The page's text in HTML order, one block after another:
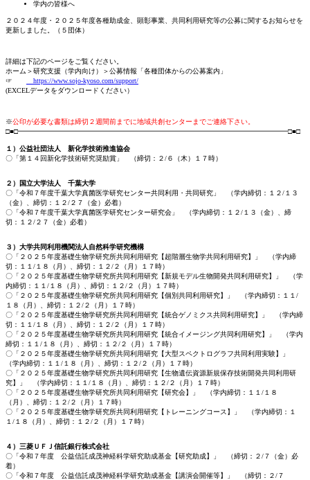
学内の皆様へ
２０２４年度・２０２５年度各種助成金、顕彰事業、共同利用研究等の公募に関するお知らせを
更新しました。（５団体）
詳細は下記のページをご覧ください。
ホーム＞研究支援（学内向け）＞公募情報「各種団体からの公募案内」
☞
https://www.sojo-kyoso.com/support/
(EXCELデータをダウンロードください）
※公印が必要な書類は締切２週間前までに地域共創センターまでご連絡下さい。
□■□━━━━━━━━━━━━━━━━━━━━━━━━━━━━━━━━━━━━━━━□■□
１）公益社団法人 新化学技術推進協会
〇「第１４回新化学技術研究奨励賞」 （締切：２/６（木）１７時）
２）国立大学法人 千葉大学
〇「令和７年度千葉大学真菌医学研究センター共同利用・共同研究」 （学内締切：１２/１３
（金）、締切：１２/２７（金）必着）
〇「令和７年度千葉大学真菌医学研究センター研究会」 （学内締切：１２/１３（金）、締
切：１２/２７（金）必着）
３）大学共同利用機関法人自然科学研究機構
〇「２０２５年度基礎生物学研究所共同利用研究【超階層生物学共同利用研究】」 （学内締
切：１１/１８（月）、締切：１２/２（月）１７時）
〇「２０２５年度基礎生物学研究所共同利用研究【新規モデル生物開発共同利用研究】」 （学
内締切：１１/１８（月）、締切：１２/２（月）１７時）
〇「２０２５年度基礎生物学研究所共同利用研究【個別共同利用研究】」 （学内締切：１１/
１８（月）、締切：１２/２（月）１７時）
〇「２０２５年度基礎生物学研究所共同利用研究【統合ゲノミクス共同利用研究】」 （学内締
切：１１/１８（月）、締切：１２/２（月）１７時）
〇「２０２５年度基礎生物学研究所共同利用研究【統合イメージング共同利用研究】」 （学内
締切：１１/１８（月）、締切：１２/２（月）１７時）
〇「２０２５年度基礎生物学研究所共同利用研究【大型スペクトログラフ共同利用実験】」
（学内締切：１１/１８（月）、締切：１２/２（月）１７時）
〇「２０２５年度基礎生物学研究所共同利用研究【生物遺伝資源新規保存技術開発共同利用研
究】」 （学内締切：１１/１８（月）、締切：１２/２（月）１７時）
〇「２０２５年度基礎生物学研究所共同利用研究【研究会】」 （学内締切：１１/１８
（月）、締切：１２/２（月）１７時）
〇「２０２５年度基礎生物学研究所共同利用研究【トレーニングコース】」 （学内締切：１
１/１８（月）、締切：１２/２（月）１７時）
４）三菱ＵＦＪ信託銀行株式会社
〇「令和７年度 公益信託成茂神経科学研究助成基金【研究助成】」 （締切：２/７（金）必
着）
〇「令和７年度 公益信託成茂神経科学研究助成基金【講演会開催等】」 （締切：２/７